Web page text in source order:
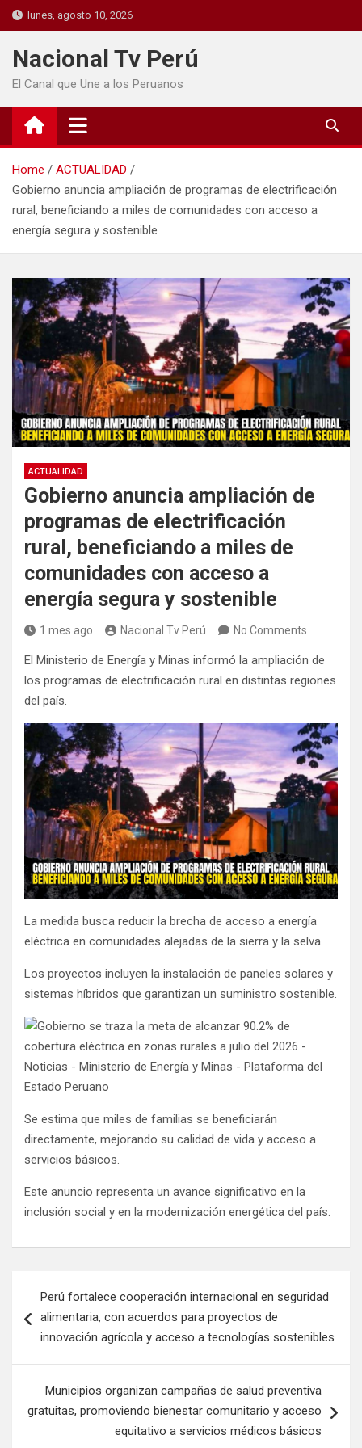
lunes, agosto 10, 2026
Nacional Tv Perú
El Canal que Une a los Peruanos
Home
ACTUALIDAD
Gobierno anuncia ampliación de programas de electrificación
rural, beneficiando a miles de comunidades con acceso a
energía segura y sostenible
ACTUALIDAD
Gobierno anuncia ampliación de
programas de electrificación
rural, beneficiando a miles de
comunidades con acceso a
energía segura y sostenible
1 mes ago Nacional Tv Perú No Comments
El Ministerio de Energía y Minas informó la ampliación de
los programas de electrificación rural en distintas regiones
del país.
La medida busca reducir la brecha de acceso a energía
eléctrica en comunidades alejadas de la sierra y la selva.
Los proyectos incluyen la instalación de paneles solares y
sistemas híbridos que garantizan un suministro sostenible.
Se estima que miles de familias se beneficiarán
directamente, mejorando su calidad de vida y acceso a
servicios básicos.
Este anuncio representa un avance significativo en la
inclusión social y en la modernización energética del país.
Perú fortalece cooperación internacional en seguridad
alimentaria, con acuerdos para proyectos de
innovación agrícola y acceso a tecnologías sostenibles
Municipios organizan campañas de salud preventiva
gratuitas, promoviendo bienestar comunitario y acceso
equitativo a servicios médicos básicos